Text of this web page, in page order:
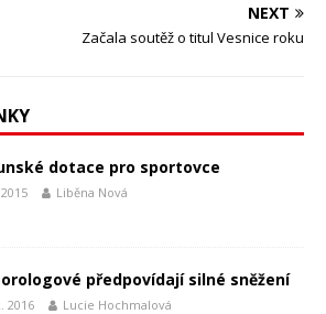
NEXT
Začala soutěž o titul Vesnice roku
dotace pro sportovce
Liběna Nová
předpovídají silné sněžení
2016 Lucie Hochmalová